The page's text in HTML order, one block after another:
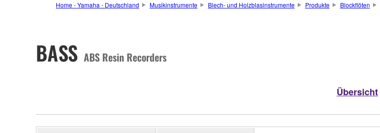
Home - Yamaha - Deutschland Musikinstrumente Blech- und Holzblasinstrumente Produkte Blockflöten
BASS ABS Resin Recorders
Übersicht